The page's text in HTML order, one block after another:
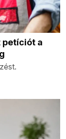
petíciót a